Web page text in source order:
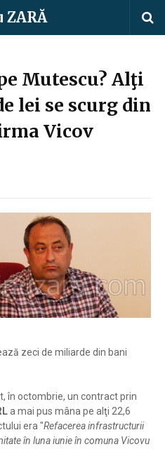
ZARĂ
Mutescu? Alţi
lei se scurg din
Vicov
zeci de miliarde din bani
în octombrie, un contract prin
a mai pus mâna pe alţi 22,6
era "Refacerea infrastructurii
în luna iunie în comuna Vicovu